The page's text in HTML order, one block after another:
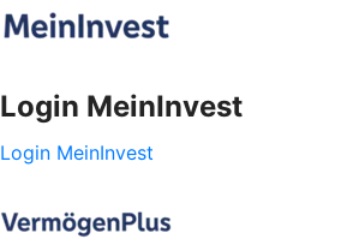
Login MeinInvest
Login MeinInvest